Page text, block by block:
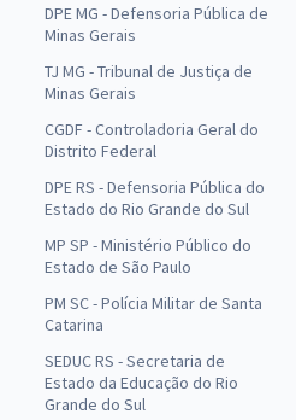
DPE MG - Defensoria Pública de
Minas Gerais
TJ MG - Tribunal de Justiça de
Minas Gerais
CGDF - Controladoria Geral do
Distrito Federal
DPE RS - Defensoria Pública do
Estado do Rio Grande do Sul
MP SP - Ministério Público do
Estado de São Paulo
PM SC - Polícia Militar de Santa
Catarina
SEDUC RS - Secretaria de
Estado da Educação do Rio
Grande do Sul